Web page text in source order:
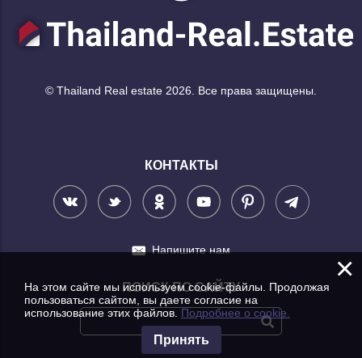
© Thailand Real estate 2026. Все права защищены.
КОНТАКТЫ
Напишите нам
ПОИСК ПО САЙТУ
×
На этом сайте мы используем cookie-файлы. Продолжая
пользоваться сайтом, вы даете согласие на
использование этих файлов. Подробнее о cookie.
Принять